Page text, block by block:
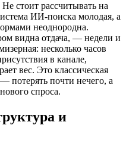
стоит рассчитывать на
ИИ-поиска молодая, а
неоднородна.
видна отдача, — недели и
несколько часов
в канале,
вес. Это классическая
потерять почти нечего, а
спроса.
и